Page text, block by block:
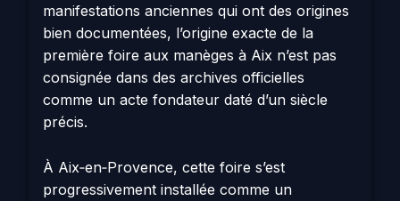
manifestations anciennes qui ont des origines
bien documentées, l’origine exacte de la
première foire aux manèges à Aix n’est pas
consignée dans des archives officielles
comme un acte fondateur daté d’un siècle
précis.
À Aix‑en‑Provence, cette foire s’est
progressivement installée comme un